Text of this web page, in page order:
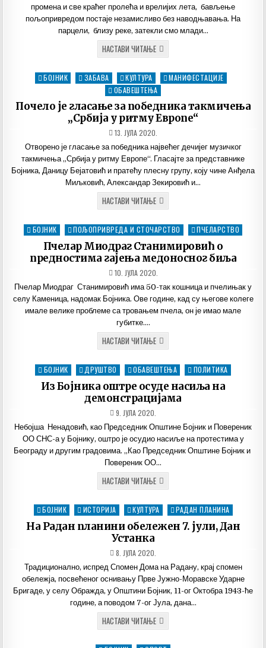
промена и све краћег пролећа и врелијих лета, бављење
пољопривредом постаје незамисливо без наводњавања. На
парцели, близу реке, затекли смо млади…
НАСТАВИ ЧИТАЊЕТРАЖЕЊЕ
ВОДЕ
НАВОДЊАВАЊЕ
Posted
БОЈНИК ЗАБАВА КУЛТУРА
МАНИФЕСТАЦИЈЕ
ОБАВЕШТЕЊА
Почело је гласање за победника такмичења
„Србија у ритму Европе“
ДАТУМ
ОБЈАВЉИВАЊА:
13. ЈУЛА 2020.
Отворено је гласање за победника највећег дечијег музичког
такмичења „Србија у ритму Европе“. Гласајте за представнике
Бојника, Даницу Бејатовић и пратећу плесну групу, коју чине Анђела
Миљковић, Александар Зекировић и…
НАСТАВИ ЧИТАЊЕПОЧЕЛО
ЈЕ
ЗА
ПОБЕДНИКА
ТАКМИЧЕЊА
„СРБИЈА
У
РИТМУ
Posted
БОЈНИК ПОЉОПРИВРЕДА И СТОЧАРСТВО ПЧЕЛАРСТВО
Пчелар Миодраг Станимировић о
предностима гајења медоносног биља
ДАТУМ
ОБЈАВЉИВАЊА:
10. ЈУЛА 2020.
Пчелар Миодраг Станимировић има 50-так кошница и пчелињак у
селу Каменица, надомак Бојника. Ове године, кад су његове колеге
имале велике проблеме са тровањем пчела, он је имао мале
губитке….
НАСТАВИ ЧИТАЊЕПЧЕЛАР
МИОДРАГ
О
ПРЕДНОСТИМА
ГАЈЕЊА
МЕДОНОСНОГ
БИЉА
Posted
in
БОЈНИК ДРУШТВО ОБАВЕШТЕЊА ПОЛИТИКА
Из Бојника оштре осуде насиља на
демонстрацијама
ДАТУМ
ОБЈАВЉИВАЊА:
9. ЈУЛА 2020.
Небојша Ненадовић, као Председник Општине Бојник и Повереник
ОО СНС-а у Бојнику, оштро је осудио насиље на протестима у
Београду и другим градовима. „Као Председник Општине Бојник и
Повереник ОО…
НАСТАВИ ЧИТАЊЕИЗ
БОЈНИКА
ОСУДЕ
НАСИЉА
НА
ДЕМОНСТРАЦИЈАМА
Posted
in
БОЈНИК ИСТОРИЈА КУЛТУРА РАДАН ПЛАНИНА
На Радан планини обележен 7. јули, Дан
Устанка
ДАТУМ
ОБЈАВЉИВАЊА:
8. ЈУЛА 2020.
Традиционално, испред Спомен Дома на Радану, крај спомен
обележја, посвећеног оснивању Прве Јужно-Моравске Ударне
Бригаде, у селу Ображда, у Општини Бојник, 11-ог Октобра 1943-ће
године, а поводом 7-ог Јула, дана…
НАСТАВИ ЧИТАЊЕНА
РАДАН
ОБЕЛЕЖЕН